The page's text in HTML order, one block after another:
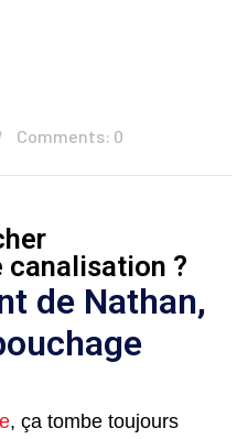
Comments: 0
canalisation ?
de Nathan,
, ça tombe toujours